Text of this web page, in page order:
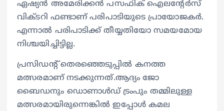
ഏഷ്യൻ അമേരിക്കൻ പസഫിക് ഐലൻ്റേർസ്
വിക്ടറി ഫണ്ടാണ് പരിപാടിയുടെ പ്രായോജകർ.
എന്നാൽ പരിപാടിക്ക് തീയ്യതിയോ സമയമോയ
നിശ്ചയിച്ചിട്ടില്ല.
പ്രസിഡൻ്റ് തെരഞ്ഞെടുപ്പിൽ കനത്ത
മത്സരമാണ് നടക്കുന്നത്.ആദ്യം ജോ
ബൈഡനും ഡൊണാൾഡ് ട്രംപും തമ്മിലുള്ള
മത്സരമായിരുന്നെങ്കിൽ ഇപ്പോൾ കമല